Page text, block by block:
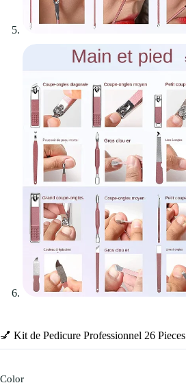
💅 Kit de Pedicure Professionnel 26 Pieces
Color